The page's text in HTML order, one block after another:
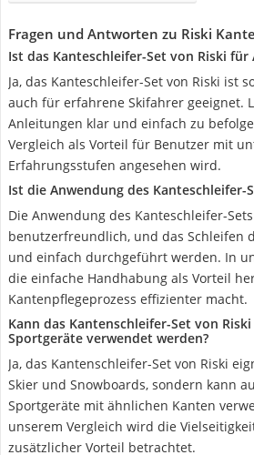
Fragen und Antworten zu Riski
Ist das Kanteschleifer-Set von Riski für
Ja, das Kanteschleifer-Set von Riski ist
auch für erfahrene Skifahrer geeignet.
Anleitungen klar und einfach zu
Vergleich als Vorteil für Benutzer mit
Erfahrungsstufen angesehen wird.
Ist die Anwendung des Kanteschleifer-
Die Anwendung des Kanteschleifer-
benutzerfreundlich, und das Schleifen
und einfach durchgeführt werden. In
die einfache Handhabung als Vorteil
Kantenpflegeprozess effizienter macht.
Kann das Kantenschleifer-Set von
Sportgeräte verwendet werden?
Ja, das Kantenschleifer-Set von Riski
Skier und Snowboards, sondern kann
Sportgeräte mit ähnlichen Kanten
unserem Vergleich wird die
zusätzlicher Vorteil betrachtet.